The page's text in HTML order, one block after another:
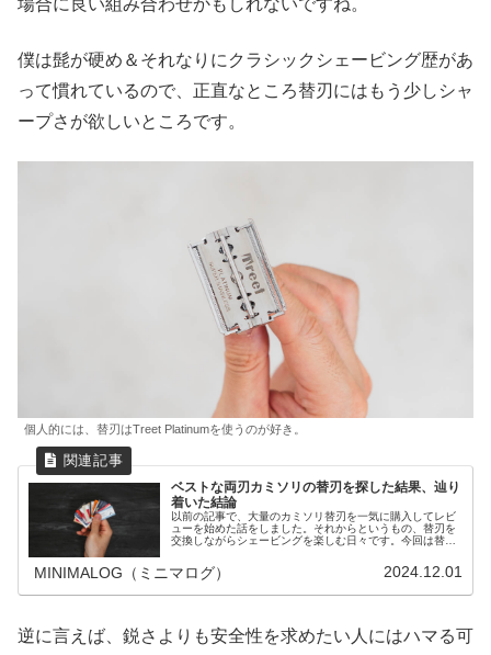
場合に良い組み合わせかもしれないですね。
僕は髭が硬め＆それなりにクラシックシェービング歴があ
って慣れているので、正直なところ替刃にはもう少しシャ
ープさが欲しいところです。
個人的には、替刃はTreet Platinumを使うのが好き。
ベストな両刃カミソリの替刃を探した結果、辿り
着いた結論
以前の記事で、大量のカミソリ替刃を一気に購入してレビ
ューを始めた話をしました。それからというもの、替刃を
交換しながらシェービングを楽しむ日々です。今回は替刃
ったのでシェアしたいと思います。
MINIMALOG（ミニマログ） 2024.12.01
逆に言えば、鋭さよりも安全性を求めたい人にはハマる可